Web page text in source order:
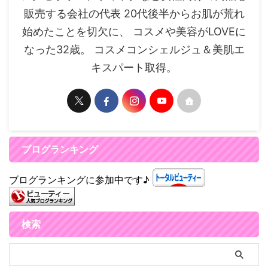
販売する会社の代表 20代後半からお肌が荒れ
始めたことを切欠に、 コスメや美容がLOVEに
なった32歳。 コスメコンシェルジュ＆美肌エ
キスパート取得。
ブログランキング
ブログランキングに参加中です♪
検索